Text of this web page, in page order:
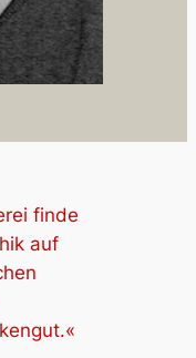
finde
auf